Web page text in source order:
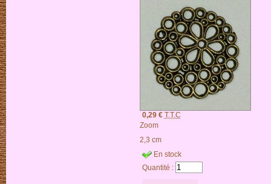
0,29 € T.T.C
Zoom
2,3 cm
En stock
Quantité :